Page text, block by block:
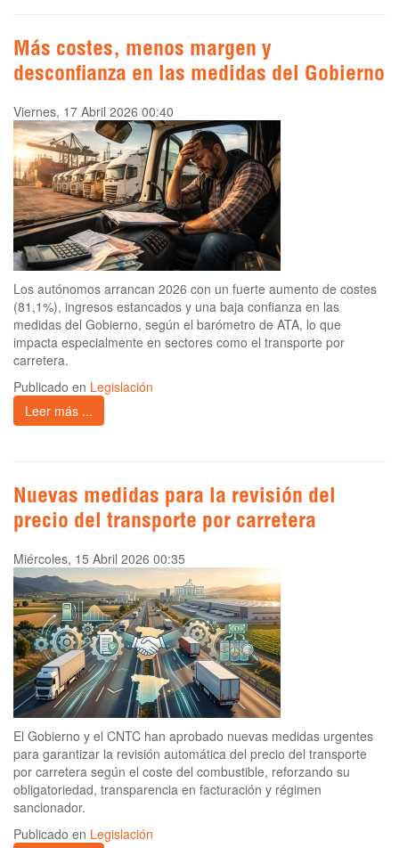
Más costes, menos margen y
desconfianza en las medidas del Gobierno
Viernes, 17 Abril 2026 00:40
Los autónomos arrancan 2026 con un fuerte aumento de costes
(81,1%), ingresos estancados y una baja confianza en las
medidas del Gobierno, según el barómetro de ATA, lo que
impacta especialmente en sectores como el transporte por
carretera.
Publicado en Legislación
Leer más ...
Nuevas medidas para la revisión del
precio del transporte por carretera
Miércoles, 15 Abril 2026 00:35
El Gobierno y el CNTC han aprobado nuevas medidas urgentes
para garantizar la revisión automática del precio del transporte
por carretera según el coste del combustible, reforzando su
obligatoriedad, transparencia en facturación y régimen
sancionador.
Publicado en Legislación